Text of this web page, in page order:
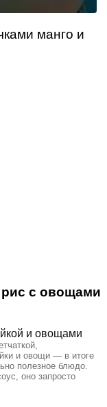
манго и
с овощами
и овощами
и овощи — в итоге
полезное блюдо.
оно запросто